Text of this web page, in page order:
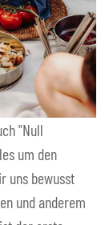
"Null
um den
uns bewusst
und anderem